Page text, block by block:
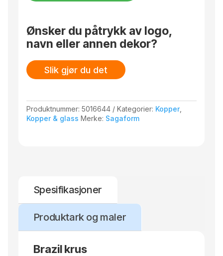
Ønsker du påtrykk av logo,
navn eller annen dekor?
Slik gjør du det
Produktnummer:5016644 Kategorier: Kopper,
Kopper & glass Merke: Sagaform
Spesifikasjoner
Produktark og maler
Brazil krus